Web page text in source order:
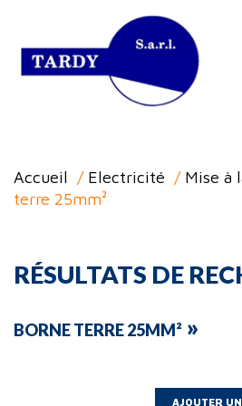
Accueil / Electricité / Mise à
terre 25mm²
RÉSULTATS DE
BORNE TERRE 25MM² »